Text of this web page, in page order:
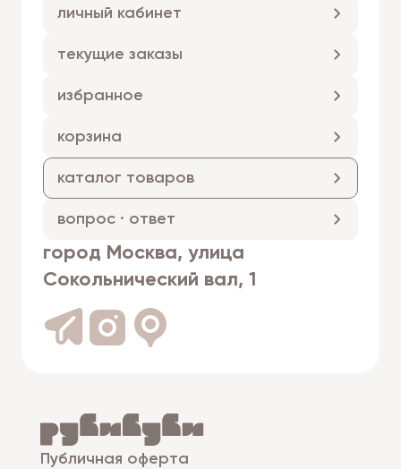
город Москва, улица
Сокольнический вал, 1
личный кабинет
текущие заказы
избранное
корзина
каталог товаров
вопрос · ответ
Публичная оферта